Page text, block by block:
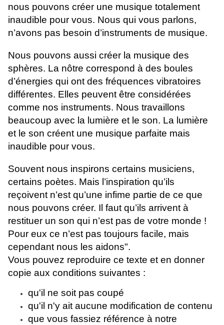
nous pouvons créer une musique totalement
inaudible pour vous. Nous qui vous parlons,
n’avons pas besoin d’instruments de musique.
Nous pouvons aussi créer la musique des
sphères. La nôtre correspond à des boules
d’énergies qui ont des fréquences vibratoires
différentes. Elles peuvent être considérées
comme nos instruments. Nous travaillons
beaucoup avec la lumière et le son. La lumière
et le son créent une musique parfaite mais
inaudible pour vous.
Souvent nous inspirons certains musiciens,
certains poètes. Mais l’inspiration qu’ils
reçoivent n’est qu’une infime partie de ce que
nous pouvons créer. Il faut qu’ils arrivent à
restituer un son qui n’est pas de votre monde !
Pour eux ce n’est pas toujours facile, mais
cependant nous les aidons".
Vous pouvez reproduire ce texte et en donner
copie aux conditions suivantes :
qu'il ne soit pas coupé
qu'il n'y ait aucune modification de contenu
que vous fassiez référence à notre